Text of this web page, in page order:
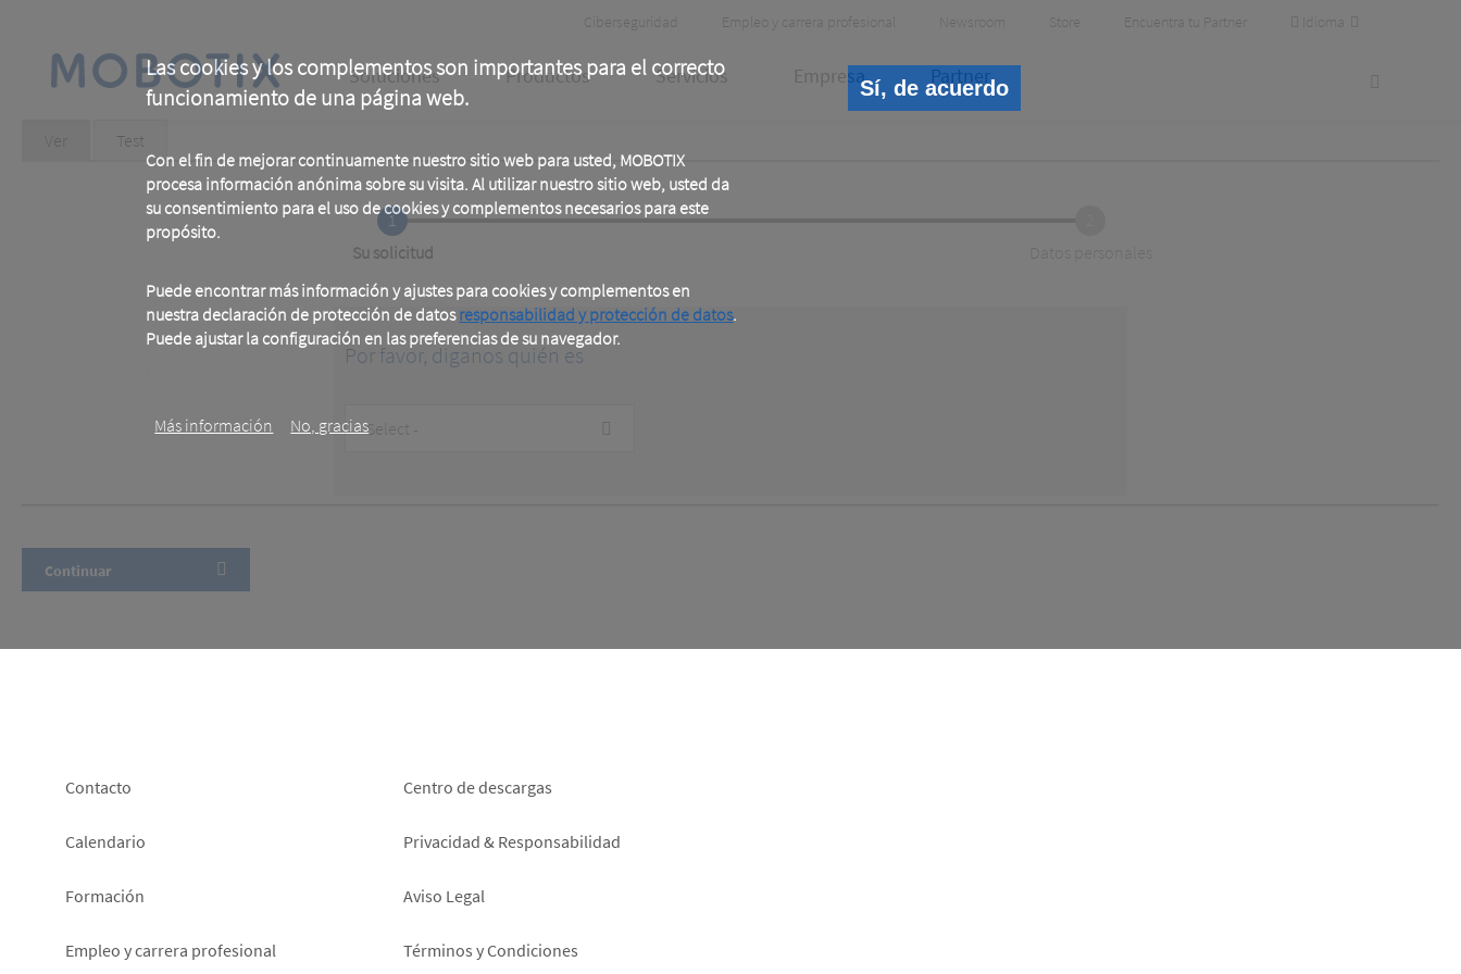
Las cookies y los complementos son importantes para el correcto
funcionamiento de una página web.
Con el fin de mejorar continuamente nuestro sitio web para usted, MOBOTIX
procesa información anónima sobre su visita. Al utilizar nuestro sitio web, usted da
su consentimiento para el uso de cookies y complementos necesarios para este
propósito.
Puede encontrar más información y ajustes para cookies y complementos en
nuestra declaración de protección de datosresponsabilidad y protección de datos.
Puede ajustar la configuración en las preferencias de su navegador.
Más información No, gracias
Sí, de acuerdo
content
Header
Meta
Ciberseguridad Empleo y carrera profesional Newsroom Store Encuentra tu Partner Idioma
Main
navigation
Soluciones Productos Servicios Empresa Partner
Primary
Ver Test
1
Current
Su solicitud
Por favor, diganos quién es
Customer
Type
Footer
left
Contacto
Calendario
Formación
Empleo y carrera profesional
Footer
right
Centro de descargas
Privacidad & Responsabilidad
Aviso Legal
Términos y Condiciones